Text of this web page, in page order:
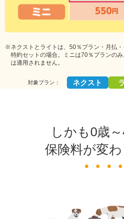
※ネクストとライトは、50％プラン・月払
特約セットの場合。ミニは70％プランの
は適用されません。
対象プラン： ネクスト
しかも0歳
保険料が変わ